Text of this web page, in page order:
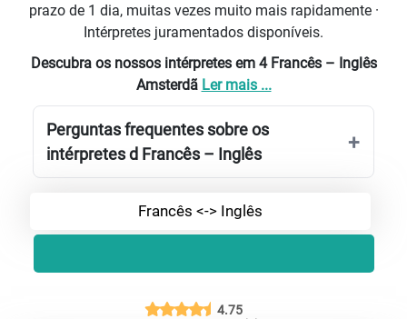
prazo de 1 dia, muitas vezes muito mais rapidamente ·
Intérpretes juramentados disponíveis.
Descubra os nossos intérpretes em 4 Francês – Inglês
Amsterdã Ler mais ...
Perguntas frequentes sobre os
intérpretes d Francês – Inglês
Francês <-> Inglês
4.75